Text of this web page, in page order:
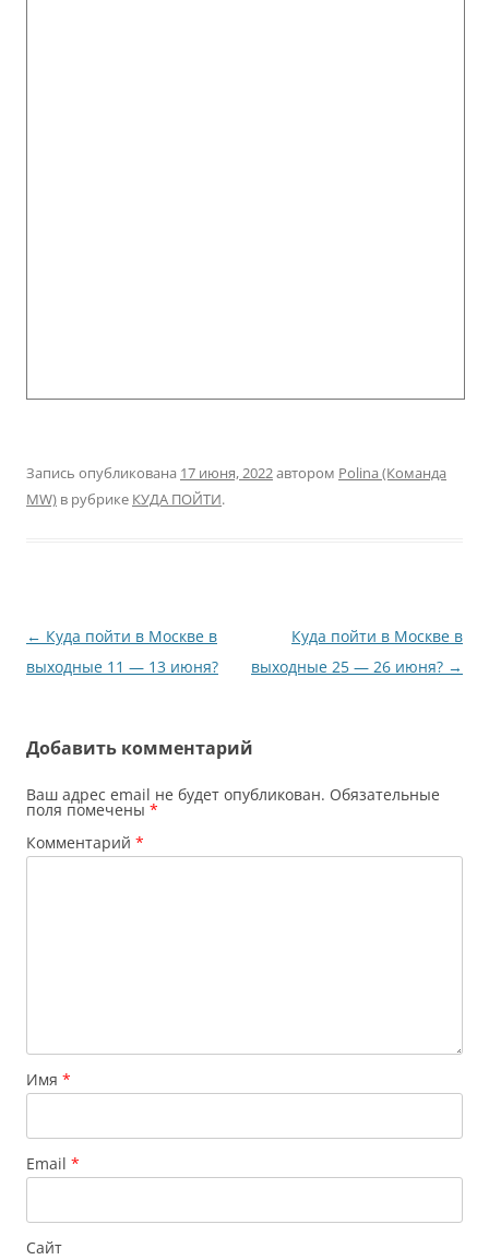
Запись опубликована 17 июня, 2022автором Polina (Команда
MW) в рубрике КУДА ПОЙТИ.
Навигация
по
← Куда пойти в Москве в
выходные 11 — 13 июня?
Куда пойти в Москве в
выходные 25 — 26 июня? →
Добавить комментарий
Ваш адрес email не будет опубликован. Обязательные
поля помечены *
Комментарий *
Имя *
Email *
Сайт